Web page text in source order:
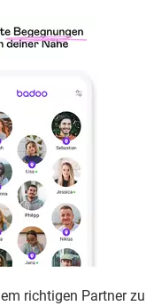
richtigen Partner zu